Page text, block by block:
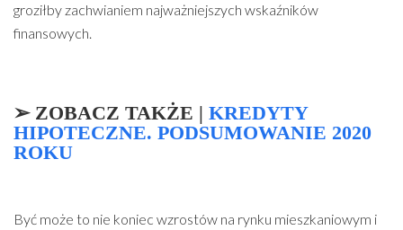
groziłby zachwianiem najważniejszych wskaźników
finansowych.
➢ ZOBACZ TAKŻE | KREDYTY
HIPOTECZNE. PODSUMOWANIE 2020
ROKU
Być może to nie koniec wzrostów na rynku mieszkaniowym i